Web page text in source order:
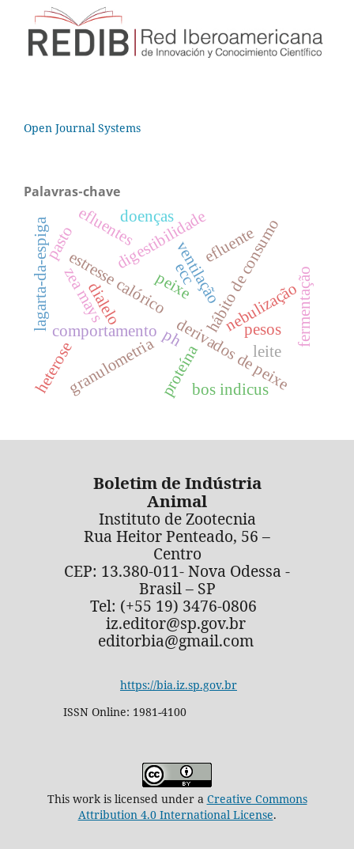
Open Journal Systems
Palavras-chave
peixe
derivados de peixe
hábito de consumo
comportamento
estresse calórico nebulização
ventilação
digestibilidadeefluente
fermentação
ph
proteína
lagarta-da-espiga zea mays
granulometria
efluentes
pesos
pasto
doenças
leite
bos indicus
ecc
dialelo
heterose
Boletim de Indústria
Animal
Instituto de Zootecnia
Rua Heitor Penteado, 56 –
Centro
CEP: 13.380-011- Nova Odessa -
Brasil – SP
Tel: (+55 19) 3476-0806
iz.editor@sp.gov.br
editorbia@gmail.com
https://bia.iz.sp.gov.br
ISSN Online: 1981-4100
This work is licensed under a Creative Commons
Attribution 4.0 International License.